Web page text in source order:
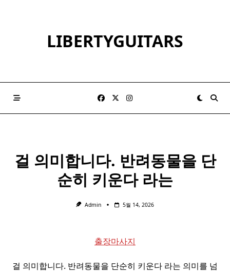
LIBERTYGUITARS
걸 의미합니다. 반려동물을 단
순히 키운다 라는
Admin 5월 14, 2026
출장마사지
걸 의미합니다. 반려동물을 단순히 키운다 라는 의미를 넘